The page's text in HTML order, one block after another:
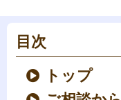
目次
トップ